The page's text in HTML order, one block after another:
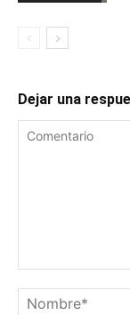
Dejar una